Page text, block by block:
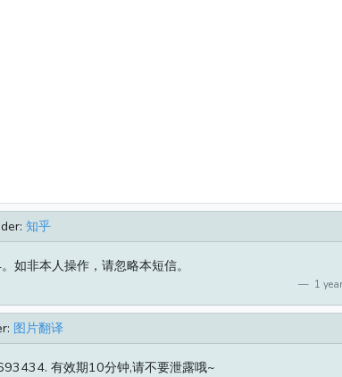
知乎
如非本人操作，请忽略本短信。
1
图片翻译
有效期10分钟,请不要泄露哦~